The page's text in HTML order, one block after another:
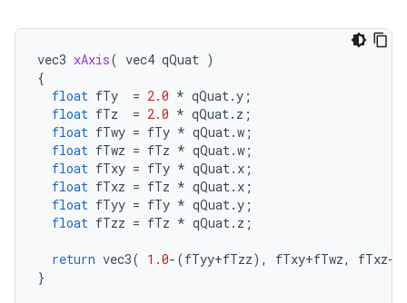
vec3 xAxis( vec4 qQuat )
{
float fTy = 2.0 * qQuat .y ;
float fTz = 2.0 * qQuat . z ;
float fTwy = fTy * qQuat .w ;
float fTwz = fTz * qQuat .w ;
float fTxy = fTy * qQuat . x ;
float fTxz = fTz * qQuat . x ;
float fTyy = fTy * qQuat .y ;
float fTzz = fTz * qQuat . z ;
return vec3( 1.0- (fTyy+fTzz), fTxy+fTwz, fTxz-
}